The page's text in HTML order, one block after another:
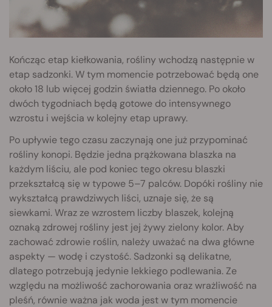
Kończąc etap kiełkowania, rośliny wchodzą następnie w
etap sadzonki. W tym momencie potrzebować będą one
około 18 lub więcej godzin światła dziennego. Po około
dwóch tygodniach będą gotowe do intensywnego
wzrostu i wejścia w kolejny etap uprawy.
Po upływie tego czasu zaczynają one już przypominać
rośliny konopi. Będzie jedna prążkowana blaszka na
każdym liściu, ale pod koniec tego okresu blaszki
przekształcą się w typowe 5–7 palców. Dopóki rośliny nie
wykształcą prawdziwych liści, uznaje się, że są
siewkami. Wraz ze wzrostem liczby blaszek, kolejną
oznaką zdrowej rośliny jest jej żywy zielony kolor. Aby
zachować zdrowie roślin, należy uważać na dwa główne
aspekty — wodę i czystość. Sadzonki są delikatne,
dlatego potrzebują jedynie lekkiego podlewania. Ze
względu na możliwość zachorowania oraz wrażliwość na
pleśń, równie ważna jak woda jest w tym momencie